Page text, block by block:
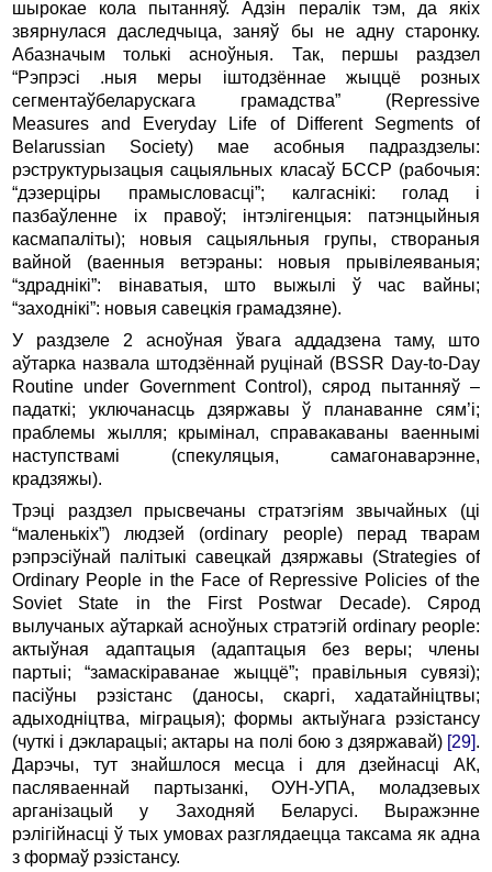
шырокае кола пытанняў. Адзін пералік тэм, да якіх
звярнулася даследчыца, заняў бы не адну старонку.
Абазначым толькі асноўныя. Так, першы раздзел
“Рэпрэсі .ныя меры іштодзённае жыццё розных
сегментаўбеларускага грамадства” (Repressive
Measures and Everyday Life of Different Segments of
Belarussian Society) мае асобныя падраздзелы:
рэструктурызацыя сацыяльных класаў БССР (рабочыя:
“дэзерціры прамысловасці”; калгаснікі: голад і
пазбаўленне іх правоў; інтэлігенцыя: патэнцыйныя
касмапаліты); новыя cацыяльныя групы, створаныя
вайной (ваенныя ветэраны: новыя прывілеяваныя;
“здраднікі”: вінаватыя, што выжылі ў час вайны;
“заходнікі”: новыя савецкія грамадзяне).
У раздзеле 2 асноўная ўвага аддадзена таму, што
аўтарка назвала штодзённай руцінай (BSSR Day-to-Day
Routine under Government Control), сярод пытанняў –
падаткі; уключанасць дзяржавы ў планаванне сям’і;
праблемы жылля; крымінал, справакаваны ваеннымі
наступствамі (спекуляцыя, самагонаварэнне,
крадзяжы).
Трэці раздзел прысвечаны стратэгіям звычайных (ці
“маленькіх”) людзей (ordinary people) перад тварам
рэпрэсіўнай палітыкі савецкай дзяржавы (Strategies of
Ordinary People in the Face of Repressive Policies of the
Soviet State in the First Postwar Decade). Сярод
вылучаных аўтаркай асноўных стратэгій ordinary people:
актыўная адаптацыя (адаптацыя без веры; члены
партыі; “замаскіраванае жыццё”; правільныя сувязі);
пасіўны рэзістанс (даносы, скаргі, хадатайніцтвы;
адыходніцтва, міграцыя); формы актыўнага рэзістансу
(чуткі і дэкларацыі; актары на полі бою з дзяржавай) [29].
Дарэчы, тут знайшлося месца і для дзейнасці АК,
пасляваеннай партызанкі, ОУН-УПА, моладзевых
арганізацый у Заходняй Беларусі. Выражэнне
рэлігійнасці ў тых умовах разглядаецца таксама як адна
з формаў рэзістансу.